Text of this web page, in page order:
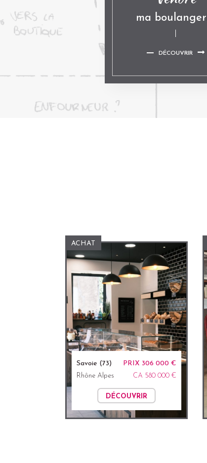
ma
DÉCOUVRIR
ACHAT
Savoie (73)
Rhône Alpes
PRIX 306 000 €
CA 580 000 €
DÉCOUVRIR